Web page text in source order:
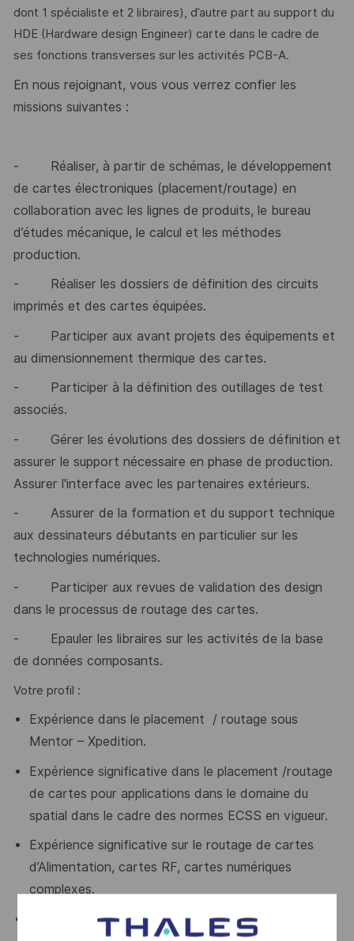
dont 1 spécialiste et 2 libraires), d’autre part au support du
HDE (Hardware design Engineer) carte dans le cadre de
ses fonctions transverses sur les activités PCB-A.
En nous rejoignant, vous vous verrez confier les
missions suivantes :
-
Réaliser, à partir de schémas, le développement
de cartes électroniques (placement/routage) en
collaboration avec les lignes de produits, le bureau
d’études mécanique, le calcul et les méthodes
production.
-
Réaliser les dossiers de définition des circuits
imprimés et des cartes équipées.
-
Participer aux avant projets des équipements et
au dimensionnement thermique des cartes.
-
Participer à la définition des outillages de test
associés.
-
Gérer les évolutions des dossiers de définition et
assurer le support nécessaire en phase de production.
Assurer l'interface avec les partenaires extérieurs.
-
Assurer de la formation et du support technique
aux dessinateurs débutants en particulier sur les
technologies numériques.
-
Participer aux revues de validation des design
dans le processus de routage des cartes.
-
Epauler les libraires sur les activités de la base
de données composants.
Votre profil :
Expérience dans le placement / routage sous
Mentor – Xpedition.
Expérience significative dans le placement /routage
de cartes pour applications dans le domaine du
spatial dans le cadre des normes ECSS en vigueur.
Expérience significative sur le routage de cartes
d’Alimentation, cartes RF, cartes numériques
complexes.
Expérience sur le routage de PCBs incluant des